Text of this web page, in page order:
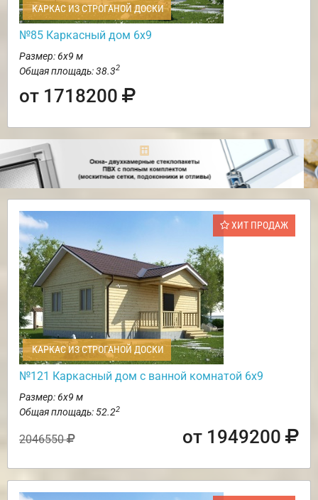
КАРКАС ИЗ СТРОГАНОЙ ДОСКИ
№85 Каркасный дом 6х9
Размер: 6х9 м
Общая площадь: 38.32
от 1718200
ХИТ ПРОДАЖ
КАРКАС ИЗ СТРОГАНОЙ ДОСКИ
№121 Каркасный дом с ванной комнатой 6х9
Размер: 6х9 м
Общая площадь: 52.22
2046550 от 1949200